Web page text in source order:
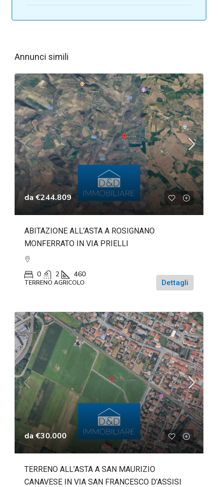
Annunci simili
da€244.809
ABITAZIONE ALL’ASTA A ROSIGNANO
MONFERRATO IN VIA PRIELLI
0 2 460
TERRENO AGRICOLO Dettagli
da €30.000
TERRENO ALL’ASTA A SAN MAURIZIO
CANAVESE IN VIA SAN FRANCESCO D’ASSISI